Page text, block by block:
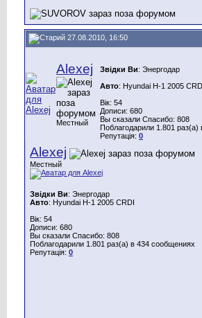
27.08.2010, 16:50
Alexej
Местный
Звідки Ви: Энергодар
Авто: Hyundai H-1 2005
Вік: 54
Дописи: 680
Вы сказали Спасибо: 808
Поблагодарили 1.801
Репутація: 0
Alexej
Местный
Звідки Ви: Энергодар
Авто: Hyundai H-1 2005 CRDI
Вік: 54
Дописи: 680
Вы сказали Спасибо: 808
Поблагодарили 1.801 раз(а) в 434 сообщениях
Репутація: 0